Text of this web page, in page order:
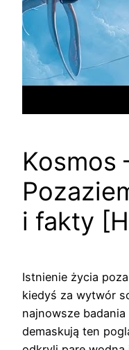
Kosmos
i fakty
Istnienie życia
kiedyś za wytwór
najnowsze
demaskują ten